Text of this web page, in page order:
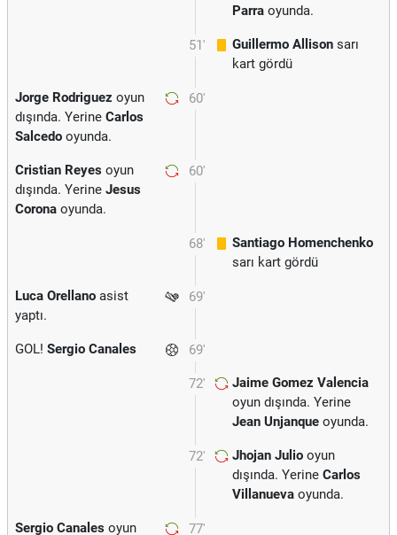
Parra oyunda.
51' Guillermo Allison sarı
kart gördü
60'
Jorge Rodriguez oyun
dışında. Yerine Carlos
Salcedo oyunda.
60'
Cristian Reyes oyun
dışında. Yerine Jesus
Corona oyunda.
68'
Santiago Homenchenko
sarı kart gördü
69'
Luca Orellano asist
yaptı.
69'
GOL! Sergio Canales
72'
Jaime Gomez Valencia
oyun dışında. Yerine
Jean Unjanque oyunda.
72' Jhojan Julio oyun
dışında. Yerine Carlos
Villanueva oyunda.
77'
Sergio Canales oyun